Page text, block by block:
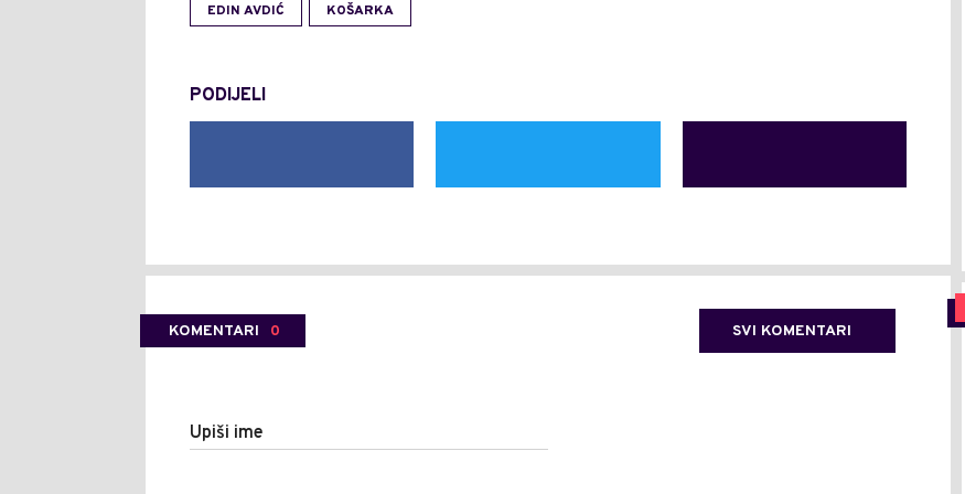
EDIN AVDIĆ KOŠARKA
PODIJELI
KOMENTARI 0 SVI KOMENTARI
Upiši ime